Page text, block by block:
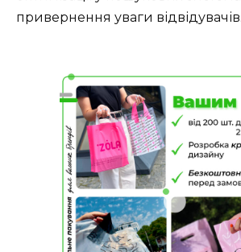
привернення уваги відвідувачів.